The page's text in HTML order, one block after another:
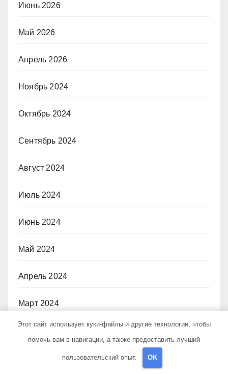
Июнь 2026
Май 2026
Апрель 2026
Ноябрь 2024
Октябрь 2024
Сентябрь 2024
Август 2024
Июль 2024
Июнь 2024
Май 2024
Апрель 2024
Март 2024
Ноябрь 2023
Этот сайт использует куки-файлы и другие технологии, чтобы
помочь вам в навигации, а также предоставить лучший
пользовательский опыт. OK